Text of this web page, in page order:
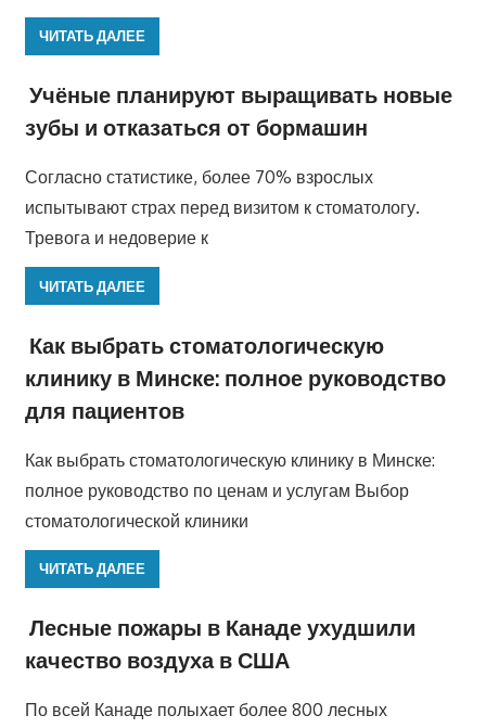
ЧИТАТЬ ДАЛЕЕ
Учёные планируют выращивать новые
зубы и отказаться от бормашин
Согласно статистике, более 70% взрослых
испытывают страх перед визитом к стоматологу.
Тревога и недоверие к
ЧИТАТЬ ДАЛЕЕ
Как выбрать стоматологическую
клинику в Минске: полное руководство
для пациентов
Как выбрать стоматологическую клинику в Минске:
полное руководство по ценам и услугам Выбор
стоматологической клиники
ЧИТАТЬ ДАЛЕЕ
Лесные пожары в Канаде ухудшили
качество воздуха в США
По всей Канаде полыхает более 800 лесных